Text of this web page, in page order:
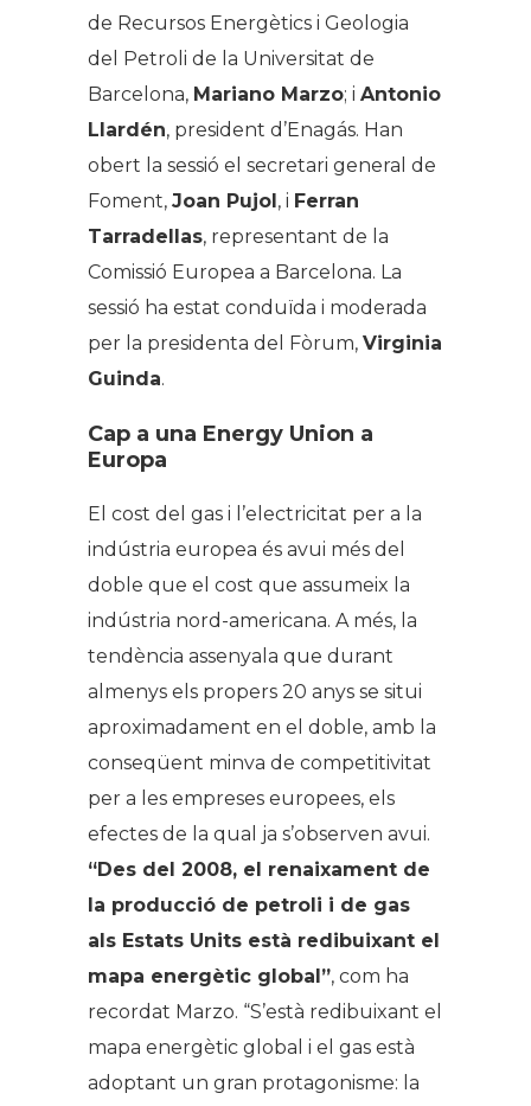
de Recursos Energètics i Geologia
del Petroli de la Universitat de
Barcelona, Mariano Marzo; i Antonio
Llardén, president d’Enagás. Han
obert la sessió el secretari general de
Foment, Joan Pujol, i Ferran
Tarradellas, representant de la
Comissió Europea a Barcelona. La
sessió ha estat conduïda i moderada
per la presidenta del Fòrum, Virginia
Guinda.
Cap a una Energy Union a
Europa
El cost del gas i l’electricitat per a la
indústria europea és avui més del
doble que el cost que assumeix la
indústria nord-americana. A més, la
tendència assenyala que durant
almenys els propers 20 anys se situi
aproximadament en el doble, amb la
conseqüent minva de competitivitat
per a les empreses europees, els
efectes de la qual ja s’observen avui.
“Des del 2008, el renaixament de
la producció de petroli i de gas
als Estats Units està redibuixant el
mapa energètic global”, com ha
recordat Marzo. “S’està redibuixant el
mapa energètic global i el gas està
adoptant un gran protagonisme: la